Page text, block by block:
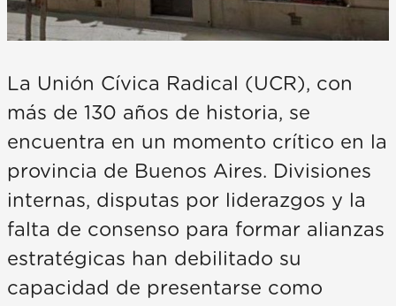
La Unión Cívica Radical (UCR), con
más de 130 años de historia, se
encuentra en un momento crítico en la
provincia de Buenos Aires. Divisiones
internas, disputas por liderazgos y la
falta de consenso para formar alianzas
estratégicas han debilitado su
capacidad de presentarse como